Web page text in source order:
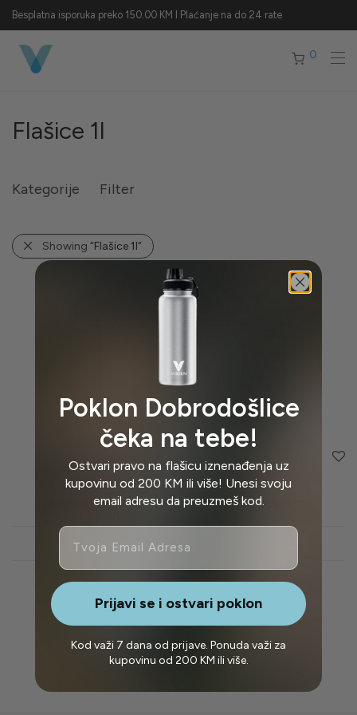
Besplatna isporuka preko 150.00 KM I Plaćanje na do 24 rate
0
Flašice 1l
Kategorije Filter
Showing “Flašice 1l”
Baš Čelik 1l
49,95BAM
Pregled
Crna Mat 1l
49,95BAM
Poklon Dobrodošlice
čeka na tebe!
Ostvari pravo na flašicu iznenađenja uz
kupovinu od 200 KM ili više! Unesi svoju
email adresu da preuzmeš kod.
Email
Prijavi se i ostvari poklon
Kod važi 7 dana od prijave. Ponuda važi za
kupovinu od 200 KM ili više.